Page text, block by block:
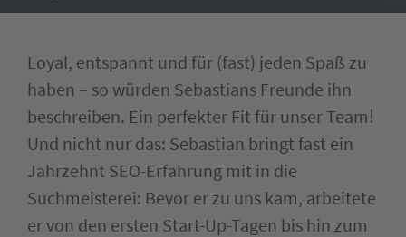
Loyal, entspannt und für (fast) jeden Spaß zu
haben – so würden Sebastians Freunde ihn
beschreiben. Ein perfekter Fit für unser Team!
Und nicht nur das: Sebastian bringt fast ein
Jahrzehnt SEO-Erfahrung mit in die
Suchmeisterei: Bevor er zu uns kam, arbeitete
er von den ersten Start-Up-Tagen bis hin zum